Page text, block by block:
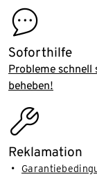
contact
Soforthilfe
Probleme schnell
beheben!
assembly_installation
Reklamation